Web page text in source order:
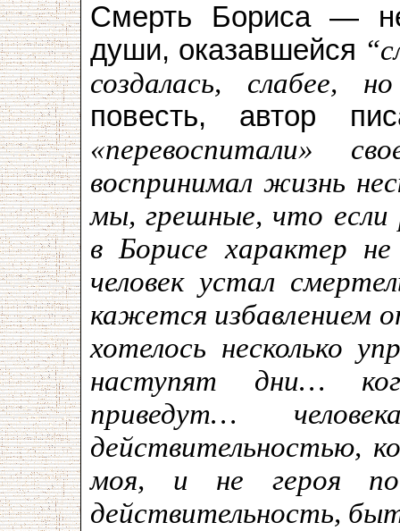
Смерть Бориса —
души, оказавшейся
создалась, слабее,
повесть, автор
«перевоспитали»
воспринимал жизнь
мы, грешные, что если
в Борисе характер
человек устал
кажется избавлением
хотелось несколько
наступят дни…
приведут…
действительностью,
моя, и не героя
действительность,